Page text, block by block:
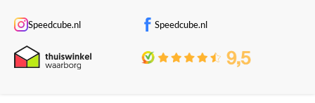
Speedcube.nl Speedcube.nl